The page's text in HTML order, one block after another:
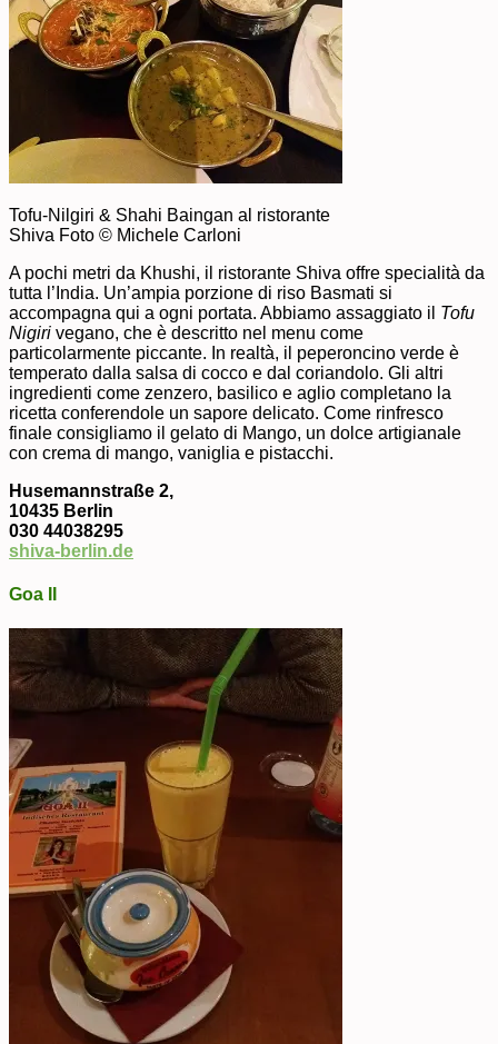
Tofu-Nilgiri & Shahi Baingan al ristorante
Shiva Foto © Michele Carloni
A pochi metri da Khushi, il ristorante Shiva offre specialità da
tutta l’India. Un’ampia porzione di riso Basmati si
accompagna qui a ogni portata. Abbiamo assaggiato il Tofu
Nigiri vegano, che è descritto nel menu come
particolarmente piccante. In realtà, il peperoncino verde è
temperato dalla salsa di cocco e dal coriandolo. Gli altri
ingredienti come zenzero, basilico e aglio completano la
ricetta conferendole un sapore delicato. Come rinfresco
finale consigliamo il gelato di Mango, un dolce artigianale
con crema di mango, vaniglia e pistacchi.
Husemannstraße 2,
10435 Berlin
030 44038295
shiva-berlin.de
Goa II